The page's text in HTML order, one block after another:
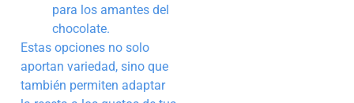
para los amantes del
chocolate.
Estas opciones no solo
aportan variedad, sino que
también permiten adaptar